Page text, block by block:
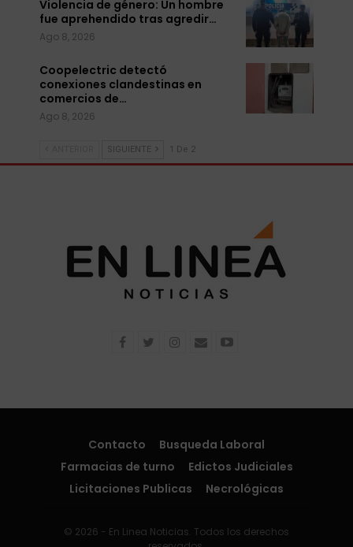
Violencia de género: Un hombre
fue aprehendido tras agredir…
Ago 8, 2026
Coopelectric detectó
conexiones clandestinas en
comercios de…
Ago 8, 2026
SIGUIENTE 1 De 2
Contacto
Busqueda Laboral
Farmacias de turno
Edictos Judiciales
Licitaciones Publicas
Necrológicas
© 2026 - En Linea Noticias. Todos los derechos